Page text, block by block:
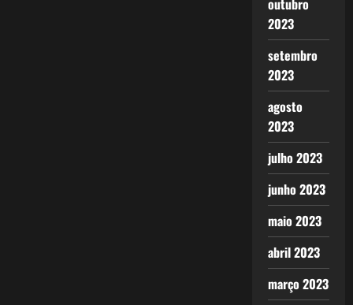
outubro
2023
setembro
2023
agosto
2023
julho 2023
junho 2023
maio 2023
abril 2023
março 2023